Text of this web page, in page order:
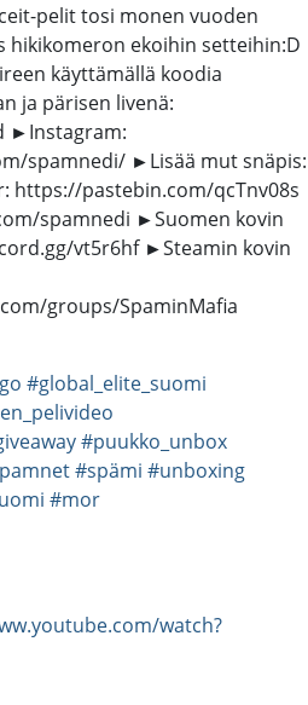
pelit tosi monen vuoden
hikikomeron ekoihin setteihin:D
käyttämällä koodia
ja pärisen livenä:
►Instagram:
spamnedi/ ►Lisää mut snäpis:
https://pastebin.com/qcTnv08s
spamnedi ►Suomen kovin
vt5r6hf ►Steamin kovin
groups/SpaminMafia
#global_elite_suomi
#puukko_unbox
#spämi #unboxing
#mor
watch?